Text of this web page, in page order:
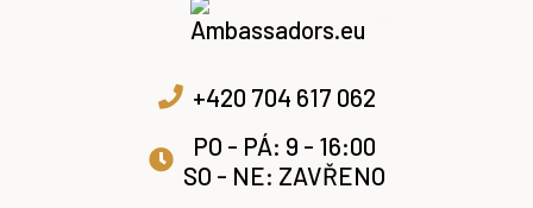
+420 704 617 062
PO - PÁ: 9 - 16:00
SO - NE: ZAVŘENO